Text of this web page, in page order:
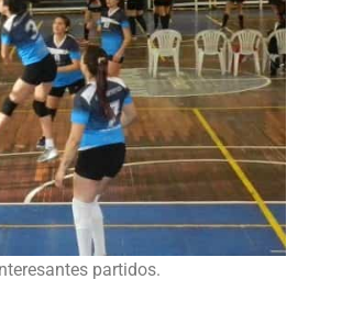
partidos.